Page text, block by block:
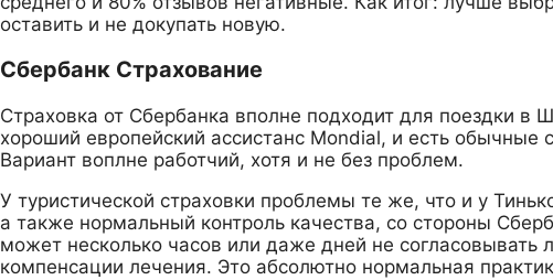
оставить и не докупать новую.
Сбербанк Страхование
Страховка от Сбербанка вполне подходит для поездки в
хороший европейский ассистанс Mondial, и есть
Вариант воплне работчий, хотя и не без проблем.
У туристической страховки проблемы те же, что и у
а также нормальный контроль качества, со стороны
может несколько часов или даже дней не согласовывать
компенсации лечения. Это абсолютно нормальная